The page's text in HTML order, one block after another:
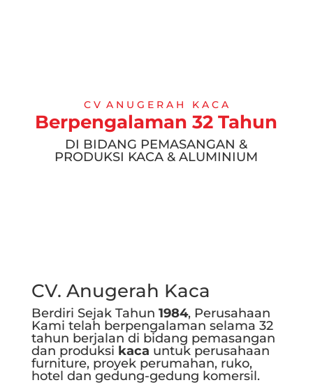
C V A N U G E R A H K A C A
Berpengalaman 32 Tahun
DI BIDANG PEMASANGAN &
PRODUKSI KACA & ALUMINIUM
CV. Anugerah Kaca
Berdiri Sejak Tahun 1984, Perusahaan
Kami telah berpengalaman selama 32
tahun berjalan di bidang pemasangan
dan produksi kaca untuk perusahaan
furniture, proyek perumahan, ruko,
hotel dan gedung-gedung komersil.